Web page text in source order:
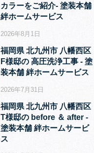
カラーをご紹介‐ 塗装本舗
絆ホームサービス
2026年8月1日
福岡県 北九州市 八幡西区
F様邸の 高圧洗浄工事 ‐ 塗
装本舗 絆ホームサービス
2026年7月31日
福岡県 北九州市 八幡西区
T様邸の before ＆ after ‐
塗装本舗 絆ホームサービ
ス